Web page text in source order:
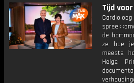
Tijd voor
de
ze hoe
meeste
Helge